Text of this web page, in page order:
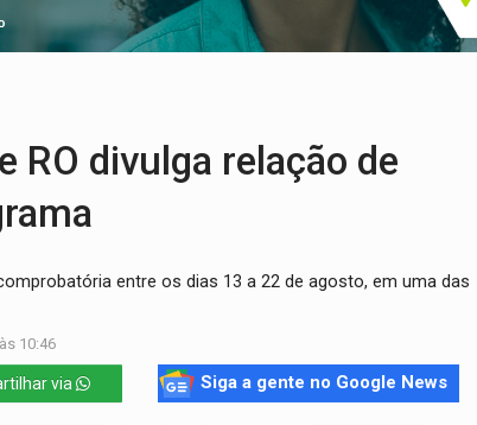
de chuvas isoladas nesta sexta-feira (7)
RO divulga relação de
entre os dias 13 a 22 de agosto, em uma das
10:46
via Siga a gente no Google News